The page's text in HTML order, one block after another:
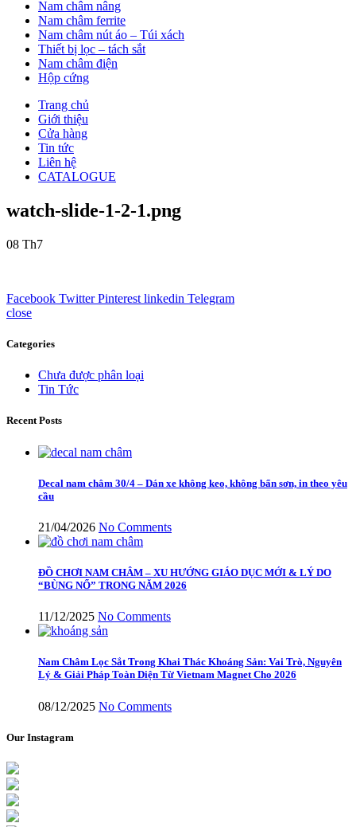
Nam châm nâng
Nam châm ferrite
Nam châm nút áo – Túi xách
Thiết bị lọc – tách sắt
Nam châm điện
Hộp cứng
Trang chủ
Giới thiệu
Cửa hàng
Tin tức
Liên hệ
CATALOGUE
watch-slide-1-2-1.png
08 Th7
Facebook Twitter Pinterest linkedin Telegram
close
Categories
Chưa được phân loại
Tin Tức
Recent Posts
Decal nam châm 30/4 – Dán xe không keo, không bẩn sơn, in theo yêu
cầu
21/04/2026 No Comments
ĐỒ CHƠI NAM CHÂM – XU HƯỚNG GIÁO DỤC MỚI & LÝ DO
“BÙNG NỔ” TRONG NĂM 2026
11/12/2025 No Comments
Nam Châm Lọc Sắt Trong Khai Thác Khoáng Sản: Vai Trò, Nguyên
Lý & Giải Pháp Toàn Diện Từ Vietnam Magnet Cho 2026
08/12/2025 No Comments
Our Instagram